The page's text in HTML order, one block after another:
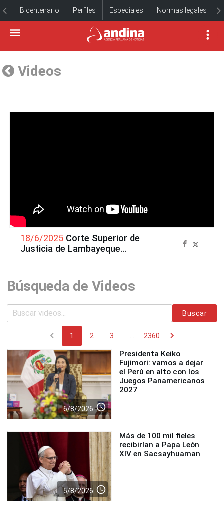
Bicentenario Perfiles Especiales Normas legales
Videos
18/6/2025 Corte Superior de
Justicia de Lambayeque
Búsqueda de Videos
Buscar
chevron_left 1 2 3 2360 chevron_right
6/8/2026 access_time
Presidenta Keiko
Fujimori: vamos a dejar
el Perú en alto con los
Juegos Panamericanos
2027
5/8/2026 access_time
Más de 100 mil fieles
recibirían a Papa León
XIV en Sacsayhuaman